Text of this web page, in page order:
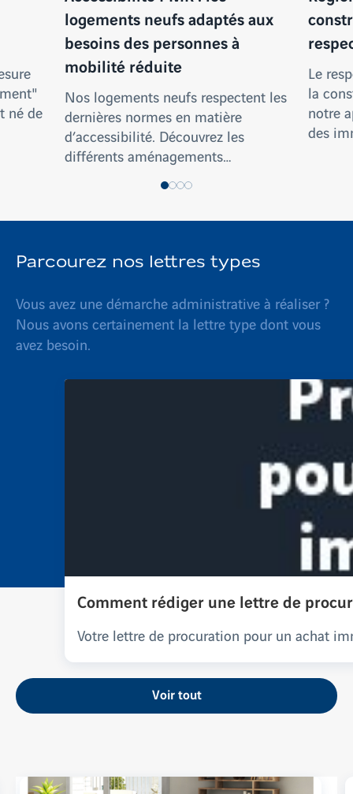
né de
logements neufs adaptés aux
besoins des personnes à
mobilité réduite
Nos logements neufs respectent les
dernières normes en matière
d’accessibilité. Découvrez les
différents aménagements…
Le
la
notre
des
Parcourez nos lettres types
Vous avez une démarche administrative à réaliser ?
Nous avons certainement la lettre type dont vous
avez besoin.
Comment rédiger une lettre de
Votre lettre de procuration pour un achat
Voir tout